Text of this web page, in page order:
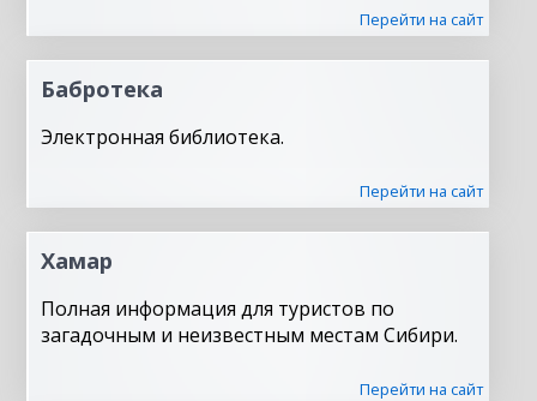
Перейти на сайт
Бабротека
Электронная библиотека.
Перейти на сайт
Хамар
Полная информация для туристов по
загадочным и неизвестным местам Сибири.
Перейти на сайт